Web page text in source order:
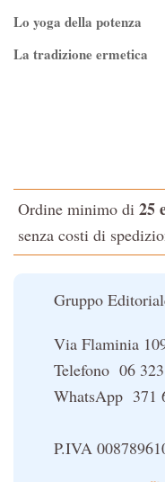
Lo yoga della potenza
La tradizione ermetica
La Cabala
Il potere del serpente
Ordine minimo di 25
senza costi di
Gruppo
Via Flaminia
Telefono 06
WhatsApp 371
P.IVA